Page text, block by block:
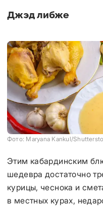
Джэд либже
Фото: Maryana Kankul/
Этим кабардинским
шедевра достаточно
курицы, чеснока и
в местных курах,